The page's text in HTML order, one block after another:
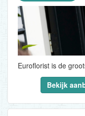
Bekijk